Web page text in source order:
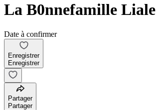
La B0nnefamille Liale
Date à confirmer
Enregistrer
Enregistrer
Partager
Partager